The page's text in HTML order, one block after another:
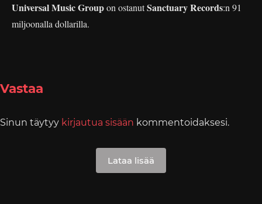
Universal Music Groupon ostanutSanctuary Records:n 91
miljoonalla dollarilla.
Vastaa
Sinun täytyy kirjautua sisään kommentoidaksesi.
Lataa lisää